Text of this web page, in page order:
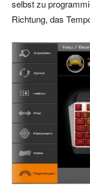
selbst zu
Richtung, das